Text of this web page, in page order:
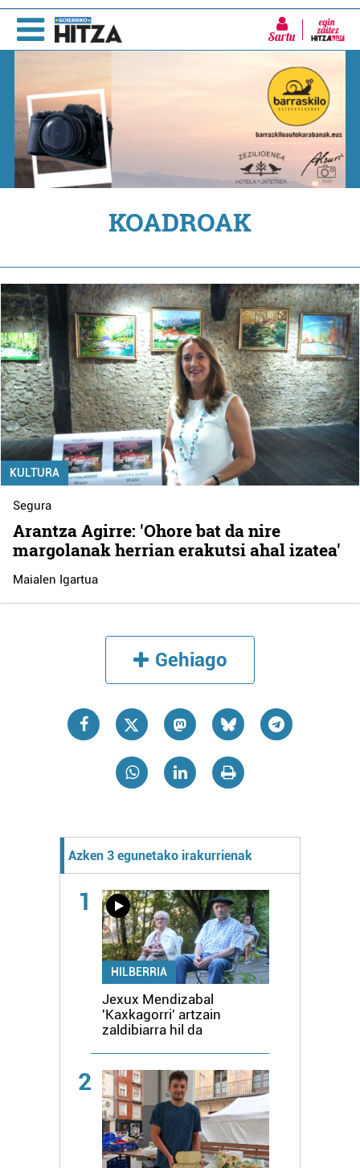
Sartu
KOADROAK
KULTURA
Segura
Arantza Agirre: 'Ohore bat da nire
margolanak herrian erakutsi ahal izatea'
Maialen Igartua
Gehiago
Azken 3 egunetako irakurrienak
1
HILBERRIA
Jexux Mendizabal
'Kaxkagorri' artzain
zaldibiarra hil da
2